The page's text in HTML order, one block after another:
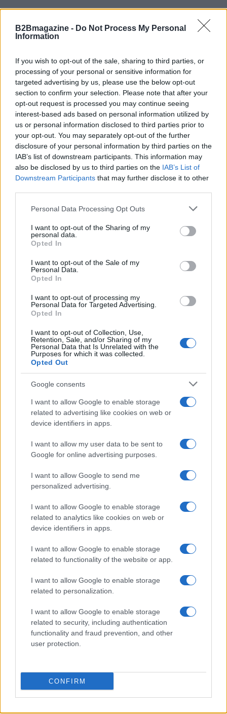
B2Bmagazine - Do Not Process My Personal
Information
If you wish to opt-out of the sale, sharing to third parties, or
processing of your personal or sensitive information for
targeted advertising by us, please use the below opt-out
section to confirm your selection. Please note that after your
opt-out request is processed you may continue seeing
interest-based ads based on personal information utilized by
us or personal information disclosed to third parties prior to
your opt-out. You may separately opt-out of the further
disclosure of your personal information by third parties on the
IAB’s list of downstream participants. This information may
also be disclosed by us to third parties on the IAB’s List of
Downstream Participants that may further disclose it to other
Please note that this website/app uses one or more Google
not limited to your visit or usage behaviour. You may click to
grant or deny consent to Google and its third-party tags to
use your data for below specified purposes in below Google
consent section.
Personal Data Processing Opt Outs
I want to opt-out of the Sharing of my
personal data.
Opted In
I want to opt-out of the Sale of my
Personal Data.
Opted In
I want to opt-out of processing my
Personal Data for Targeted Advertising.
Opted In
I want to opt-out of Collection, Use,
Retention, Sale, and/or Sharing of my
Personal Data that Is Unrelated with the
Purposes for which it was collected.
Opted Out
Google consents
I want to allow Google to enable storage
related to advertising like cookies on web or
device identifiers in apps.
I want to allow my user data to be sent to
Google for online advertising purposes.
I want to allow Google to send me
personalized advertising.
I want to allow Google to enable storage
related to analytics like cookies on web or
device identifiers in apps.
I want to allow Google to enable storage
related to functionality of the website or app.
I want to allow Google to enable storage
related to personalization.
I want to allow Google to enable storage
related to security, including authentication
functionality and fraud prevention, and other
user protection.
CONFIRM
Il disegno di legge, ora approvato in prima lettura al
dei Deputati. Se approvato senza modifiche,
diventerà legge definitiva, ma eventuali
emendamenti potrebbero riportarlo al Senato per
un’ulteriore revisione. L’approvazione finale è attesa
entro la fine del 2025 o l’inizio del 2026, il che
richiederà un periodo transitorio per le piattaforme
per adeguarsi alle nuove normative.
AUTORE
Edoardo Vitali
della ristrutturazione del mercato ittico di
Palermo, sostenendo la linea editoriale sulla
economia, porta in redazione un tratto
pragmatico e un dettaglio personale:
conserva ancora taccuini degli incontri in Sala
delle Lapidi.
Continua a leggere
B2B NEWS